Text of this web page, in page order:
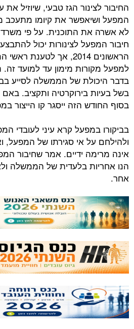
הגז טבעי, שיוזיל את עלויות
את קיומו מתעכב מאחר
התוכנית. על פי משרד האנרגיה
לצינורות יכול להתבצע בחודשים
הראשונים 2014, אך לטענת ראשי המפעל לא
מימון עד למועד זה. הדעות
של הממשלה לסייע בביצוע
בירוקרטיה ותקציב. באם לא ימצא
הזה ייסגר קו הייצור במפעל.
קרא עיני לעובדי המפעל לא
אי סגירתו של המפעל, ואמר
ידיים. אמר שחיבור המפעל
בלעדית של הממשלה ולא של אף